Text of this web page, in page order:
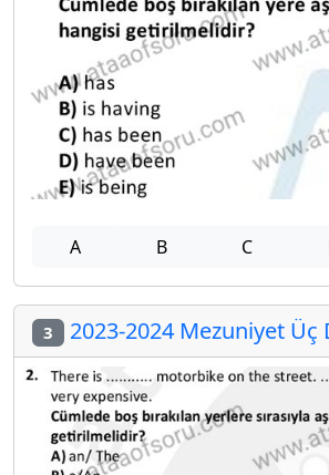
A B C
3 2023-2024 Mezuniyet Üç